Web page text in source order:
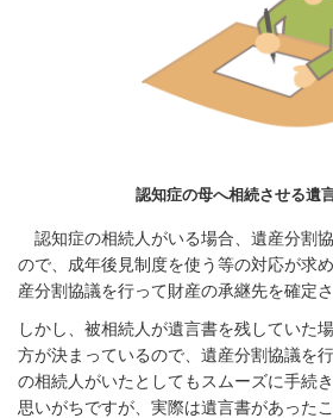
認知症の母へ相続させる遺
認知症の相続人がいる場合、遺産分割
ので、成年後見制度を使う等の対応が求
産分割協議を行って財産の承継先を確定
しかし、被相続人が遺言書を残していた
方が決まっているので、遺産分割協議を
の相続人がいたとしてもスムーズに手続
思いがちですが、実際は遺言書があった